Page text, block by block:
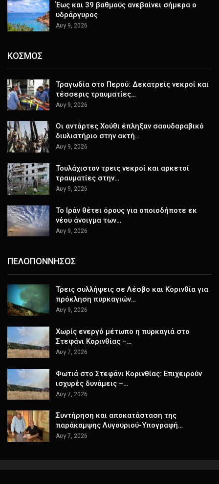
Έως και 39 βαθμούς ανεβαίνει σήμερα ο
υδράργυρος
Αυγ 9, 2026
ΚΟΣΜΟΣ
Τραγωδία στο Περού: Δεκατρείς νεκροί και
τέσσερις τραυματίες…
Αυγ 9, 2026
Οι αντάρτες Χούθι έπληξαν σαουδαραβικό
διυλιστήριο στην ακτή…
Αυγ 9, 2026
Τουλάχιστον τρεις νεκροί και αρκετοί
τραυματίες στην…
Αυγ 9, 2026
Το Ιράν θέτει όρους για οποιοδήποτε εκ
νέου άνοιγμα των…
Αυγ 9, 2026
ΠΕΛΟΠΟΝΝΗΣΟΣ
Τρεις συλλήψεις σε Λέσβο και Κορινθία για
πρόκληση πυρκαγιών…
Αυγ 9, 2026
Χωρίς ενεργό μέτωπο η πυρκαγιά στο
Στεφάνι Κορινθίας –…
Αυγ 7, 2026
Φωτιά στο Στεφάνι Κορινθίας: Επιχειρούν
ισχυρές δυνάμεις –…
Αυγ 7, 2026
Συντήρηση και αποκατάσταση της
παράκαμψης Λυγουριού-Υπογραφή…
Αυγ 7, 2026